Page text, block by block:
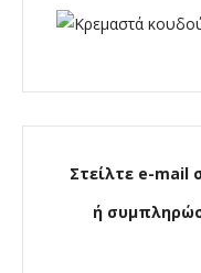
Στείλτε e-mail
ή